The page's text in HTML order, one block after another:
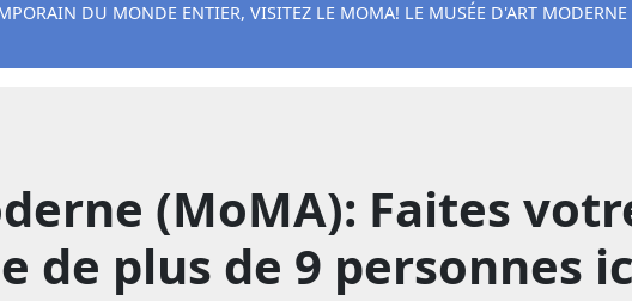
DU MONDE ENTIER, VISITEZ LE MOMA! LE MUSÉE D'ART
(MoMA): Faites
de plus de 9 personnes